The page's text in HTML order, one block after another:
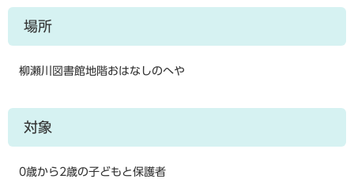
場所
柳瀬川図書館地階おはなしのへや
対象
0歳から2歳の子どもと保護者